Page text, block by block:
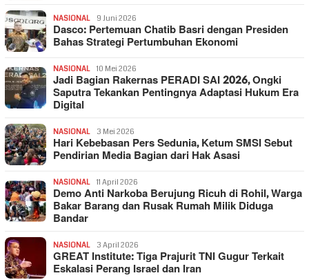
NASIONAL 9 Juni 2026
Dasco: Pertemuan Chatib Basri dengan Presiden
Bahas Strategi Pertumbuhan Ekonomi
NASIONAL 10 Mei 2026
Jadi Bagian Rakernas PERADI SAI 2026, Ongki
Saputra Tekankan Pentingnya Adaptasi Hukum Era
Digital
NASIONAL 3 Mei 2026
Hari Kebebasan Pers Sedunia, Ketum SMSI Sebut
Pendirian Media Bagian dari Hak Asasi
NASIONAL 11 April 2026
Demo Anti Narkoba Berujung Ricuh di Rohil, Warga
Bakar Barang dan Rusak Rumah Milik Diduga
Bandar
NASIONAL 3 April 2026
GREAT Institute: Tiga Prajurit TNI Gugur Terkait
Eskalasi Perang Israel dan Iran